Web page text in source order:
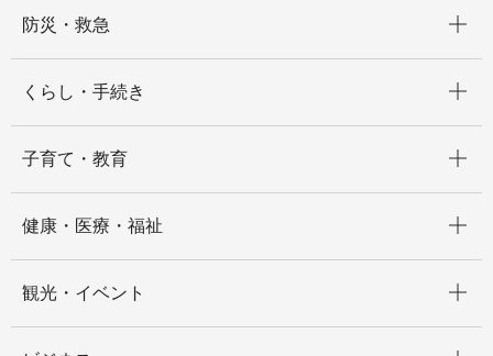
防災・救急
くらし・手続き
子育て・教育
健康・医療・福祉
観光・イベント